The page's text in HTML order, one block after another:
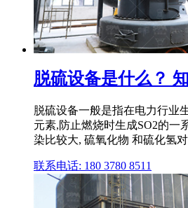
脱硫设备是什么？
脱硫设备一般是指在电力行业
元素,防止燃烧时生成SO2的一
染比较大, 硫氧化物 和硫化氢
联系电话: 180 3780 8511